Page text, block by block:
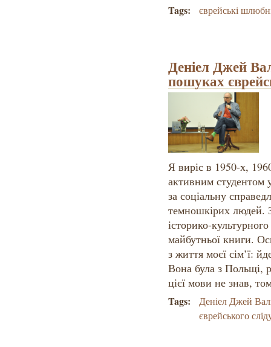
Tags: єврейські
Деніел Джей
пошуках
Я виріс в 1950-х,
активним студентом
за соціальну
темношкірих людей.
історико-
майбутньої книги.
з життя моєї сім’ї:
Вона була з Польщі,
цієї мови не знав,
Tags:
Деніел Джей
єврейського